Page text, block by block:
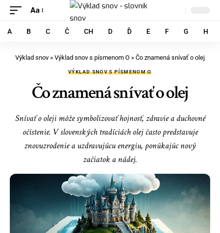
Aa
A B C Č CH D Ď E F G H
Výklad snov » Výklad snov s písmenom O » Čo znamená snívať o olej
VÝKLAD SNOV S PÍSMENOM O
Čo znamená snívať o olej
Snívať o oleji môže symbolizovať hojnosť, zdravie a duchovné
očistenie. V slovenských tradíciách olej často predstavuje
znovuzrodenie a uzdravujúcu energiu, ponúkajúc nový
začiatok a nádej.